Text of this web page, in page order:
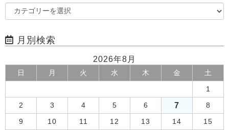
月別検索
2026年8月
日 月 火 水 木 金 土
1
2 3 4 5 6 7 8
9 10 11 12 13 14 15